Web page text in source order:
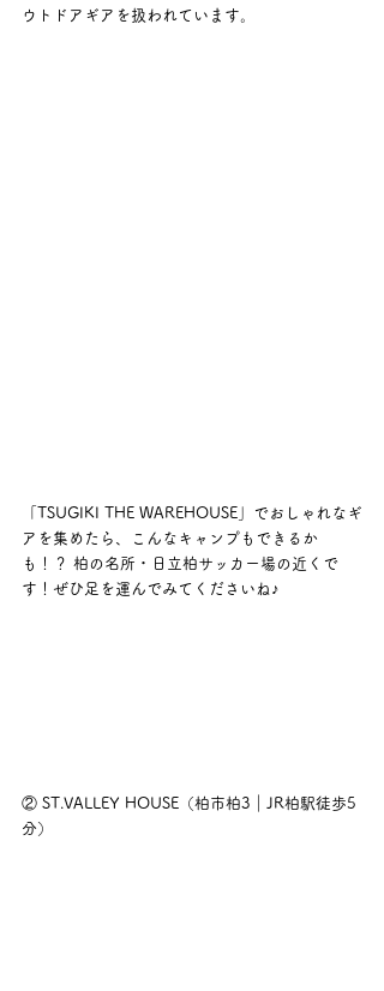
ウトドアギアを扱われています。
「TSUGIKI THE WAREHOUSE」でおしゃれなギ
アを集めたら、こんなキャンプもできるか
も！？ 柏の名所・日立柏サッカー場の近くで
す！ぜひ足を運んでみてくださいね♪
② ST.VALLEY HOUSE（柏市柏3｜JR柏駅徒歩5
分）